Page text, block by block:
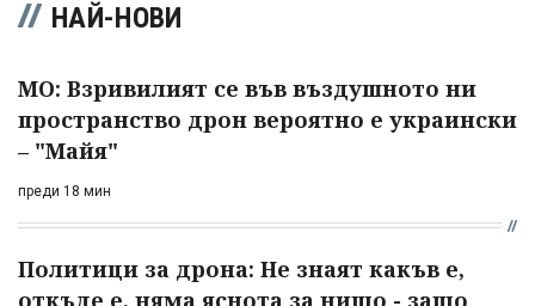
НАЙ-НОВИ
МО: Взривилият се във въздушното ни
пространство дрон вероятно е украински
– "Майя"
преди 18 мин
Политици за дрона: Не знаят какъв е,
откъде е, няма яснота за нищо - защо